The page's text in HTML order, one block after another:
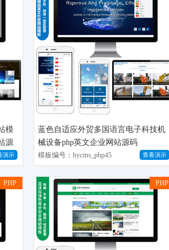
模
源
演示
蓝色自适应外贸多国语言电子科技机
械设备php英文企业网站源码
模板编号：hycms_php45 查看演示
PHP PHP